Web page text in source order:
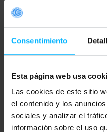
Consentimiento
Esta página web usa
Las cookies de este sitio
el contenido y los
sociales y analizar el
información sobre el uso
Description
Câble coaxial RG-
adaptateur de
connecteur Hirose MS-
extrémité et d'un
offrant une connexion
l'option parfaite pour
connecter un appareil
MS-151-C-LP-Male et N-